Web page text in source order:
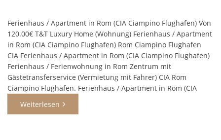
Ferienhaus / Apartment in Rom (CIA Ciampino Flughafen) Von
120.00€ T&T Luxury Home (Wohnung) Ferienhaus / Apartment
in Rom (CIA Ciampino Flughafen) Rom Ciampino Flughafen
CIA Ferienhaus / Apartment in Rom (CIA Ciampino Flughafen)
Ferienhaus / Ferienwohnung in Rom Zentrum mit
Gästetransferservice (Vermietung mit Fahrer) CIA Rom
Ciampino Flughafen. Ferienhaus / Apartment in Rom (CIA
Weiterlesen